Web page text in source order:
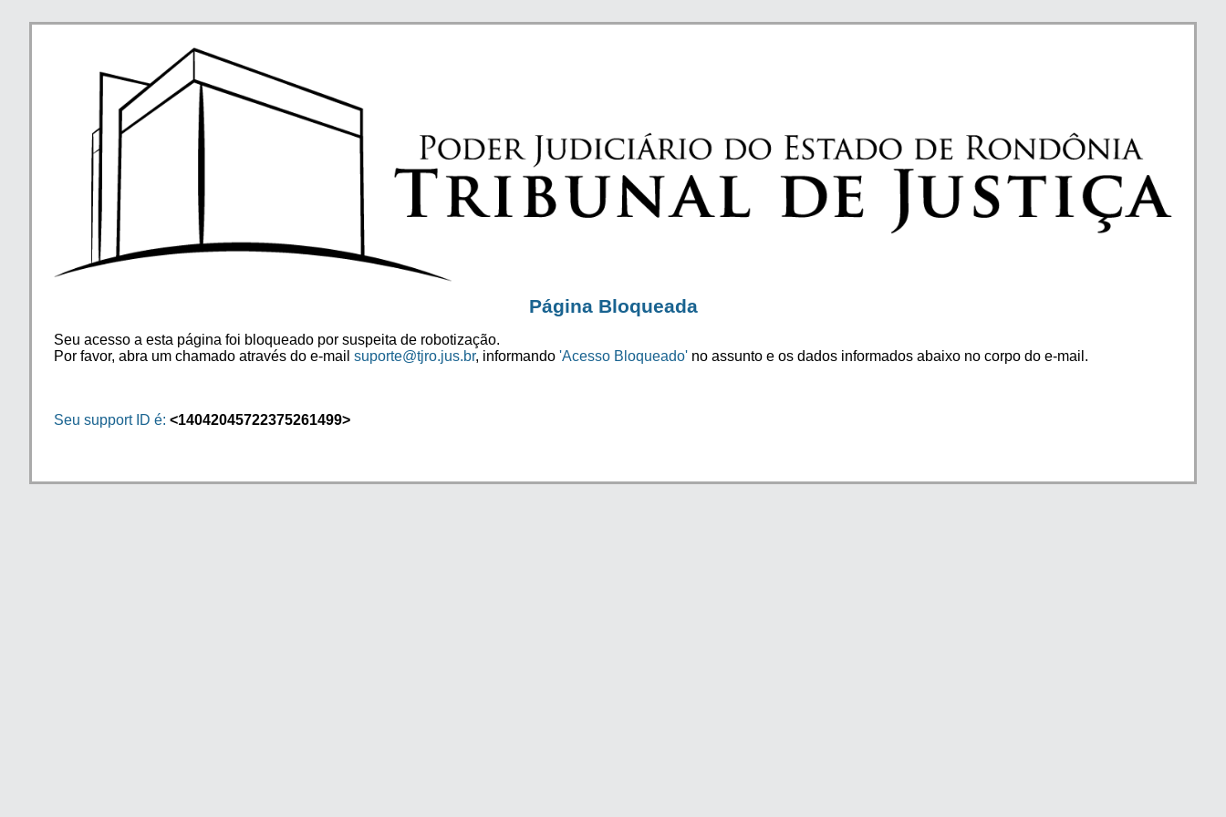
Página Bloqueada
Seu acesso a esta página foi bloqueado por suspeita de robotização.
Por favor, abra um chamado através do e-mail suporte@tjro.jus.br, informando 'Acesso Bloqueado' no assunto e os dados informados abaixo no corpo do e-mail.
Seu support ID é: <14042045722375261499>